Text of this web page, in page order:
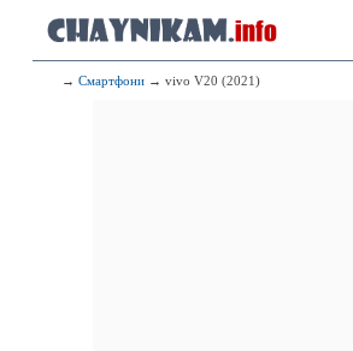
→ Смартфони → vivo V20 (2021)